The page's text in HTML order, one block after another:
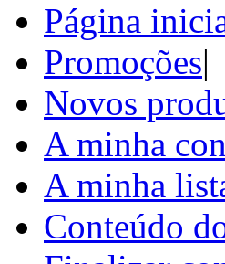
Página
Promoções|
Novos
A minha
A minha
Conteúdo